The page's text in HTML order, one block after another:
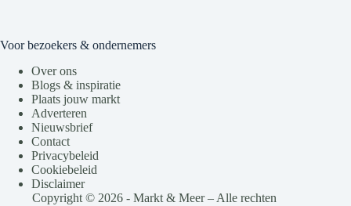
Voor bezoekers & ondernemers
Over ons
Blogs & inspiratie
Plaats jouw markt
Adverteren
Nieuwsbrief
Contact
Privacybeleid
Cookiebeleid
Disclaimer
Copyright © 2026 - Markt & Meer – Alle rechten